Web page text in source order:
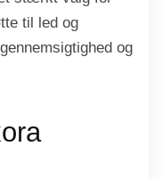
til led og
og